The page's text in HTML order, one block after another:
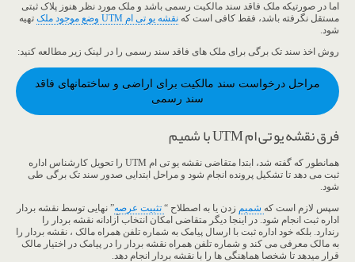
اما در صورتیکه ملک فاقد سند مالکیت رسمی باشد و ملک مورد نظر هنوز پلاک ثبتی
مستقل نگرفته باشد، فقط کافی است که نقشه یو تی ام UTM وضع موجود ملک
تهیه
شود.
روش اخذ سند تک برگی برای ملک های فاقد سند رسمی را در لینک زیر مطالعه کنید:
مراحل درخواست سند مالکیت برای اراضی و ساختمانهای فاقد
سند رسمی
فرق نقشه یو تی ام UTM با شمیم
همانطور که گفته شد، ابتدا متقاضی نقشه یو تی ام UTM را تحویل کارشناس اداره
ثبت می دهد تا تشکیل پرونده انجام شود و مراحل ابتدایی صدور سند تک برگی طی
شود.
سپس لازم است که شمیم زدن یا به اصطلاح “ تثبیت عرصه” نهایی توسط نقشه بردار
اداره ثبت انجام شود. در اینجا دیگر متقاضی امکان انتخاب آزادانه نقشه بردار را
رندارد. بلکه خود اداره ثبت با ارسال پیامک به شماره تلفن همراه مالک ، نقشه بردار را
به مالک معرفی می کند و شماره تلفن همراه نقشه بردار را در پیامک در اختیار مالک
قرار میدهد تا شخصا هماهنگی ها را با نقشه بردار انجام دهد.